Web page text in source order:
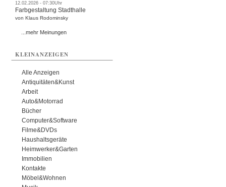
12.02.2026 - 07:30Uhr
Farbgestaltung Stadthalle
von Klaus Rodominsky
...mehr Meinungen
KLEINANZEIGEN
Alle Anzeigen
Antiquitäten&Kunst
Arbeit
Auto&Motorrad
Bücher
Computer&Software
Filme&DVDs
Haushaltsgeräte
Heimwerker&Garten
Immobilien
Kontakte
Möbel&Wohnen